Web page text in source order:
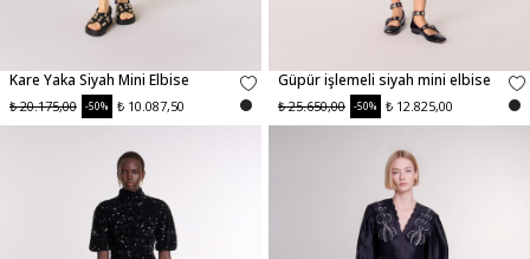
Kare Yaka Siyah Mini Elbise
₺ 20.175,00 -50% ₺ 10.087,50
Güpür işlemeli siyah mini elbise
₺ 25.650,00 -50% ₺ 12.825,00